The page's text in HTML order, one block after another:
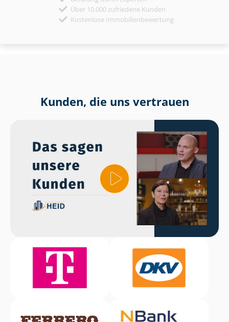
Über 10.000 zufriedene Kunden
Kostenlose Immobilienbewertung
Kunden, die uns vertrauen